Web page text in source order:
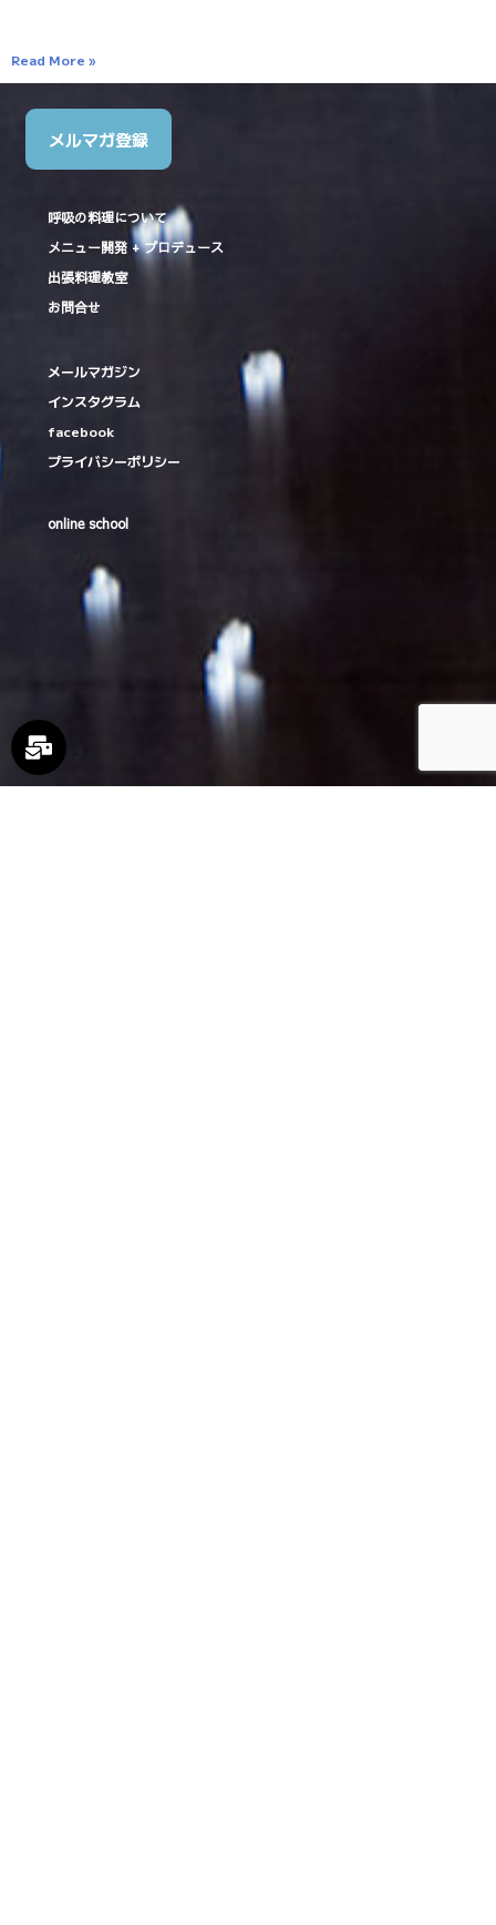
Read More »
メルマガ登録
呼吸の料理について
メニュー開発 + プロデュース
出張料理教室
お問合せ
メールマガジン
インスタグラム
facebook
プライバシーポリシー
online school